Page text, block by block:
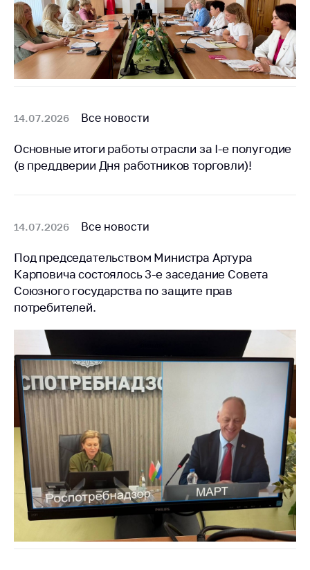
Международное
сотрудничество
Применение мер
нетарифного
регулирования
Выставочная
деятельность в
Республике
Беларусь
данных
Новости
Обратиться в МАРТ
Личный прием
граждан и юр. лиц
Прямaя телефоннaя
линия
Горячая линия
Электронные
обращения
Сообщить о росте
цен на товары
Сообщить о росте
цен на лекарства и
медицинские
изделия
14.07.2026 Все новости
Основные итоги работы отрасли за I-е полугодие
(в преддверии Дня работников торговли)!
14.07.2026 Все новости
Под председательством Министра Артура
Карповича состоялось 3-е заседание Совета
Союзного государства по защите прав
потребителей.